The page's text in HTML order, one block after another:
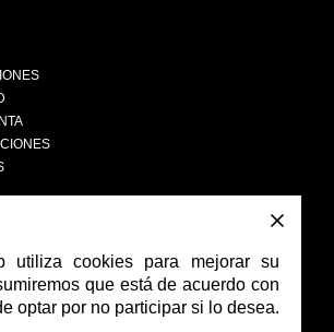
utiliza cookies para mejorar su
que está de acuerdo con
optar por no participar si lo desea.